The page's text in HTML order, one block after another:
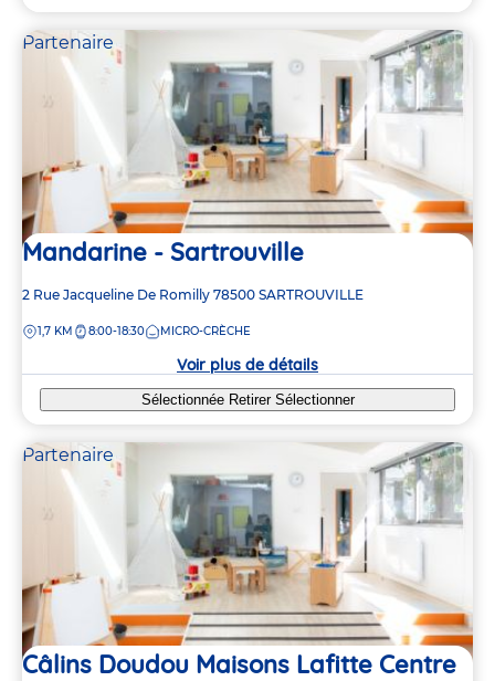
Partenaire
Mandarine - Sartrouville
Adresse
la
2 Rue Jacqueline De Romilly 78500 SARTROUVILLE
DISTANCE
1,7 KM 8:00-18:30 MICRO-CRÈCHE
Voir plus de détails
Sélectionnée Retirer Sélectionner
Partenaire
Câlins Doudou Maisons Lafitte Centre